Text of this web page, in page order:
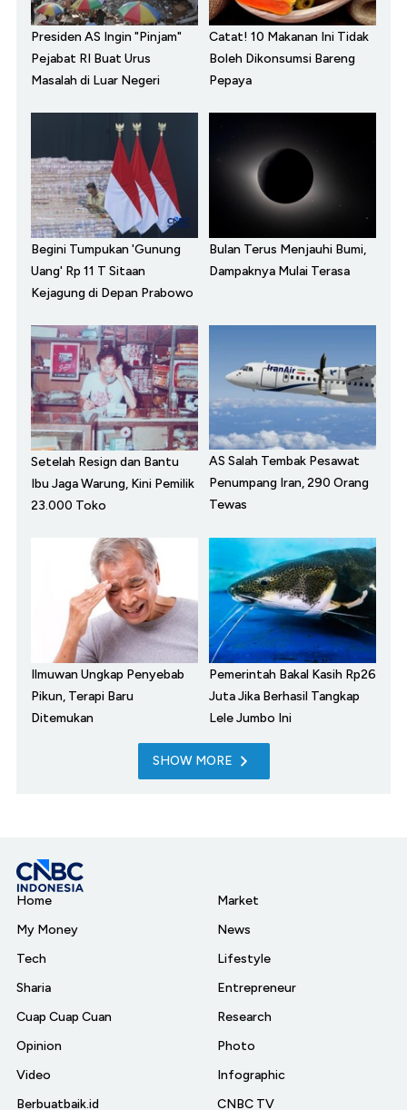
Presiden AS Ingin "Pinjam"
Pejabat RI Buat Urus
Masalah di Luar Negeri
Catat! 10 Makanan Ini Tidak
Boleh Dikonsumsi Bareng
Pepaya
Begini Tumpukan 'Gunung
Uang' Rp 11 T Sitaan
Kejagung di Depan Prabowo
Bulan Terus Menjauhi Bumi,
Dampaknya Mulai Terasa
Setelah Resign dan Bantu
Ibu Jaga Warung, Kini Pemilik
23.000 Toko
AS Salah Tembak Pesawat
Penumpang Iran, 290 Orang
Tewas
Ilmuwan Ungkap Penyebab
Pikun, Terapi Baru
Ditemukan
Pemerintah Bakal Kasih Rp26
Juta Jika Berhasil Tangkap
Lele Jumbo Ini
SHOW MORE
Home
My Money
Tech
Sharia
Cuap Cuap Cuan
Opinion
Video
Berbuatbaik.id
Market
News
Lifestyle
Entrepreneur
Research
Photo
Infographic
CNBC TV